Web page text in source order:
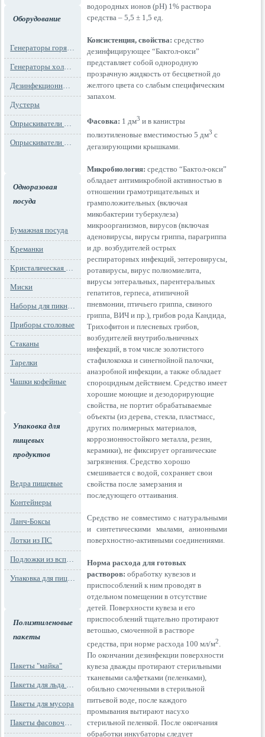
Оборудование
Генераторы горячего тумана
Генераторы холодного тумана
Дезинфекционные установки
Дустеры
Опрыскиватели моторные
Опрыскиватели ранцевые
Одноразовая
посуда
Бумажная посуда
Креманки
Кристалическая посуда
Миски
Наборы для пикника
Приборы столовые
Стаканы
Тарелки
Чашки кофейные
Упаковка для
пищевых
продуктов
Ведра пищевые
Контейнеры
Ланч-Боксы
Лотки из ПС
Подложки из вспененного ПС
Упаковка для пиццы
Полиэтиленовые
пакеты
Пакеты "майка"
Пакеты для льда и заморозки
Пакеты для мусора
Пакеты фасовочные
водородных ионов (рН) 1% раствора
средства – 5,5 ± 1,5 ед.
Консистенция, свойства: средство
дезинфицирующее “Бактол-окси”
представляет собой однородную
прозрачную жидкость от бесцветной до
желтого цвета со слабым специфическим
запахом.
Фасовка: 1 дм3 и в канистры
полиэтиленовые вместимостью 5 дм3 с
дегазирующими крышками.
Микробиология: средство “Бактол-окси”
обладает антимикробной активностью в
отношении грамотрицательных и
грамположительных (включая
микобактерии туберкулеза)
микроорганизмов, вирусов (включая
аденовирусы, вирусы гриппа, парагриппа
и др. возбудителей острых
респираторных инфекций, энтеровирусы,
ротавирусы, вирус полиомиелита,
вирусы энтеральных, парентеральных
гепатитов, герпеса, атипичной
пневмонии, птичьего гриппа, свиного
гриппа, ВИЧ и пр.), грибов рода Кандида,
Трихофитон и плесневых грибов,
возбудителей внутрибольничных
инфекций, в том числе золотистого
стафилококка и синегнойной палочки,
анаэробной инфекции, а также обладает
спороцидным действием. Средство имеет
хорошие моющие и дезодорирующие
свойства, не портит обрабатываемые
объекты (из дерева, стекла, пластмасс,
других полимерных материалов,
коррозионностойкого металла, резин,
керамики), не фиксирует органические
загрязнения. Средство хорошо
смешивается с водой, сохраняет свои
свойства после замерзания и
последующего оттаивания.
Средство не совместимо с натуральными
и синтетическими мылами, анионными
поверхностно-активными соединениями.
Норма расхода для готовых
растворов: обработку кувезов и
приспособлений к ним проводят в
отдельном помещении в отсутствие
детей. Поверхности кувеза и его
приспособлений тщательно протирают
ветошью, смоченной в растворе
средства, при норме расхода 100 мл/м2
По окончании дезинфекции поверхности
кувеза дважды протирают стерильными
тканевыми салфетками (пеленками),
обильно смоченными в стерильной
питьевой воде, после каждого
промывания вытирают насухо
стерильной пеленкой. После окончания
обработки инкубаторы следует